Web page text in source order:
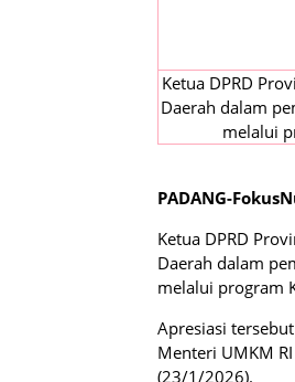
Ketua DPRD
Daerah dalam
melalui
PADANG-
Ketua DPRD
Daerah dalam
melalui program
Apresiasi
Menteri UMKM
(23/1/2026).